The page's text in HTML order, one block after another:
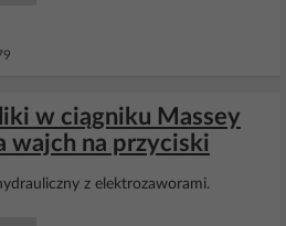
w ciągniku Massey
wajch na przyciski
z elektrozaworami.